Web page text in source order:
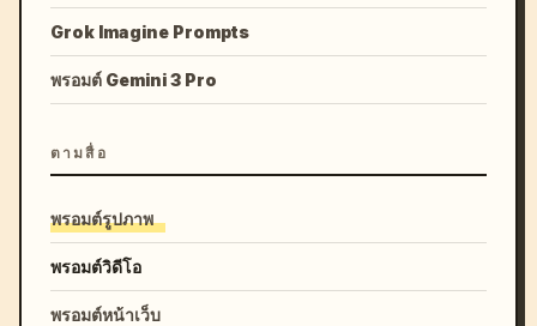
Grok Imagine Prompts
พรอมต์ Gemini 3 Pro
ตามสื่อ
พรอมต์รูปภาพ
พรอมต์วิดีโอ
พรอมต์หน้าเว็บ